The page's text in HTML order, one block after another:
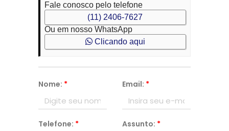
Fale conosco pelo telefone
(11) 2406-7627
Ou em nosso WhatsApp
Clicando aqui
Nome: * Email: *
Telefone: * Assunto: *